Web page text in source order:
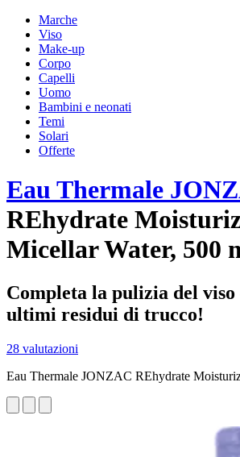
Marche
Viso
Make-up
Corpo
Capelli
Uomo
Bambini e neonati
Temi
Solari
Offerte
Eau Thermale
REhydrate
Micellar Water, 500
Completa la pulizia del
ultimi residui di trucco!
28 valutazioni
Eau Thermale JONZAC REhydrate